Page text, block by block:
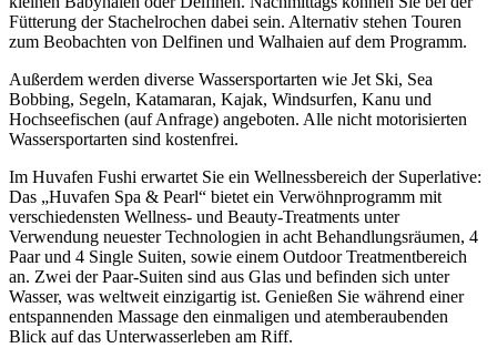
Fütterung der Stachelrochen dabei sein. Alternativ stehen Touren
zum Beobachten von Delfinen und Walhaien auf dem Programm.
Außerdem werden diverse Wassersportarten wie Jet Ski, Sea
Bobbing, Segeln, Katamaran, Kajak, Windsurfen, Kanu und
Hochseefischen (auf Anfrage) angeboten. Alle nicht motorisierten
Wassersportarten sind kostenfrei.
Im Huvafen Fushi erwartet Sie ein Wellnessbereich der Superlative:
Das „Huvafen Spa & Pearl“ bietet ein Verwöhnprogramm mit
verschiedensten Wellness- und Beauty-Treatments unter
Verwendung neuester Technologien in acht Behandlungsräumen, 4
Paar und 4 Single Suiten, sowie einem Outdoor Treatmentbereich
an. Zwei der Paar-Suiten sind aus Glas und befinden sich unter
Wasser, was weltweit einzigartig ist. Genießen Sie während einer
entspannenden Massage den einmaligen und atemberaubenden
Blick auf das Unterwasserleben am Riff.